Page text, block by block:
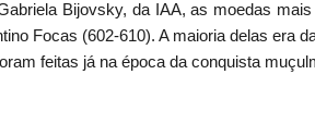
Bijovsky, da IAA, as moedas
Focas (602-610). A maioria delas era
feitas já na época da conquista